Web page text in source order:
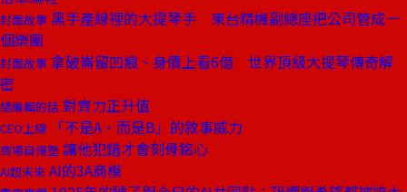
封面故事 黑手產線裡的大提琴手 東台精機副總座把公司管成一
個樂團
封面故事 拿破崙留凹痕、身價上看6億 世界頂級大提琴傳奇解
密
總編輯的話 對齊力正升值
CEO上線 「不是A，而是B」的敘事威力
商場自慢塾 讓他犯錯才會刻骨銘心
AI超未來 AI的3A商模